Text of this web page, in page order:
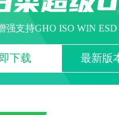
强支持GHO ISO WIN
下载 最新版